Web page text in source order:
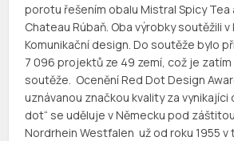
porotu řešením obalu Mistral Spicy
Chateau Rúbaň. Oba výrobky soutěžili
Komunikační design. Do soutěže bylo
7 096 projektů ze 49 zemí, což je
soutěže. Ocenění Red Dot Design
uznávanou značkou kvality za vynikajíci
dot“ se uděluje v Německu pod
Nordrhein Westfalen už od roku 1955